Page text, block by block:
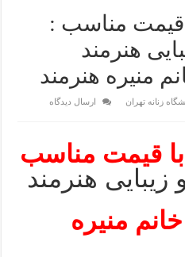
قیمت مناسب :
هنرمند
زنانه تهران
ارسال دیدگاه
با قیمت مناسب
هنرمند
۰۹۱۲۴۴۹۶۲۹۱ خانم منیره